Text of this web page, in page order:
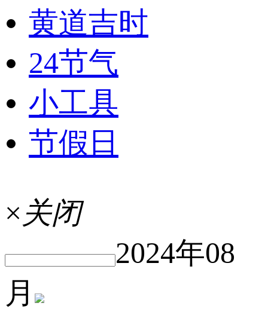
黄道吉时
24节气
小工具
节假日
× 关闭
2024年08
月